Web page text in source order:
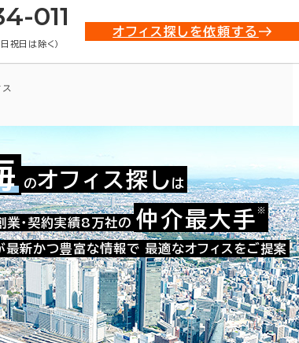
011
祝日は除く）
オフィス探しを依頼する
お問い合わせ番号：008-40675
のオフィス探し は
・契約実績8万社の 仲介最大手 ※
最新かつ豊富な情報で 最適なオフィスをご提案